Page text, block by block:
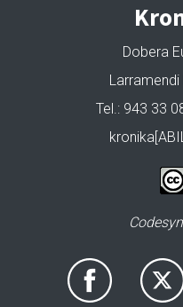
Dobera
Larramendi
Tel.: 943 33